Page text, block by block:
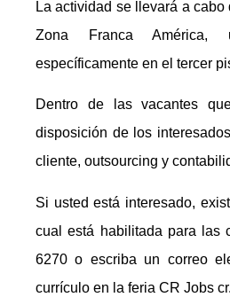
La actividad se llevará a
Zona Franca América,
específicamente en el tercer
Dentro de las vacantes
disposición de los
cliente, outsourcing y
Si usted está interesado,
cual está habilitada para las
6270 o escriba un correo
currículo en la feria CR Jobs